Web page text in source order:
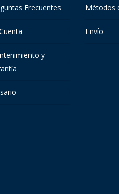
Frecuentes
y
Métodos
Envío